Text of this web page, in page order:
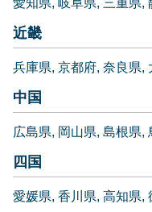
近畿
兵庫県 京都府 奈良県
中国
広島県 岡山県 島根県
四国
愛媛県 香川県 高知県